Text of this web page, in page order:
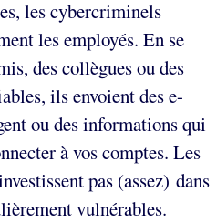
les cybercriminels
les employés. En se
des collègues ou des
ils envoient des e-
ou des informations qui
à vos comptes. Les
pas (assez) dans
vulnérables.